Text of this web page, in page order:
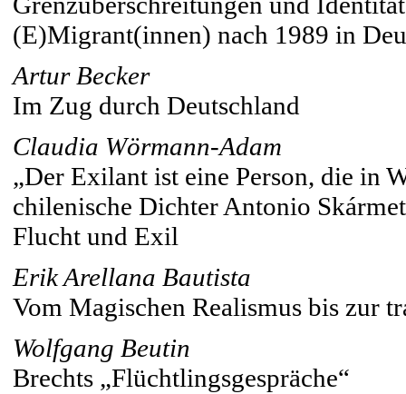
(E)Migrant(innen) nach 1989 in
Artur Becker
Im Zug durch Deutschland
Claudia Wörmann-Adam
„Der Exilant ist eine Person, die in
chilenische Dichter Antonio
Flucht und Exil
Erik Arellana Bautista
Vom Magischen Realismus bis zur
Wolfgang Beutin
Brechts „Flüchtlingsgespräche“